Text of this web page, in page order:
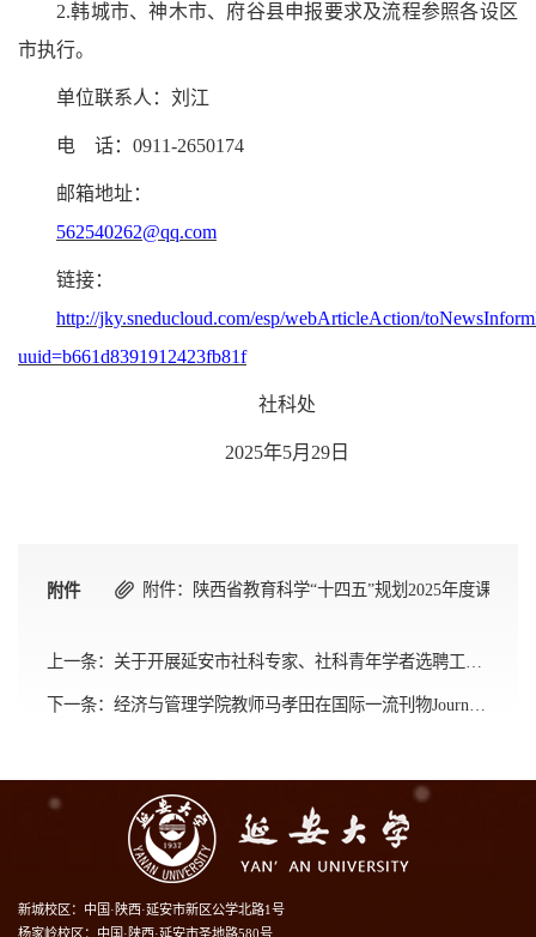
2.韩城市、神木市、府谷县申报要求及流程参照各设区
市执行。
单位联系人 ： 刘江
电 话： 0911-2650174
邮箱地址：
562540262@qq.com
链接：
http://jky.sneducloud.com/esp/webArticleAction/
uuid=b661d8391912423fb81f
社科处
2025年5月29日
附件 附件：陕西省教育科学“十四五”规划2025年度课题申
上一条：
下一条：
新城校区：中国·陕西·延安市新区公学北路1号
杨家岭校区：中国·陕西·延安市圣地路580号